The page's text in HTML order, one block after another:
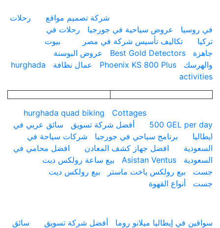
شركة تصميم مواقع
رحلات
عروض سياحية في جورجيا
رحلات في
تكاليف تأسيس شركة في مصر
بيوت
Best Gold Detectors
عروض البوسنة
Phoenix KS 800 Plus عمال نظافة
hurghada
hurghada quad biking
Cottages
500 GEL
أفضل شركة تسويق
سائق عربي في
برنامج سياحي في جورجيا
شركات سياحة في
افضل جهاز كشف المعادن
افضل محامي في
Asistan Ventus
بيع ساعة رولكس ديت
بيع رولكس ياخت ماستر
بيع رولكس ديت
أنواع القهوة
في إيطاليا ميلانو روما
أفضل شركة تسويق
سائق